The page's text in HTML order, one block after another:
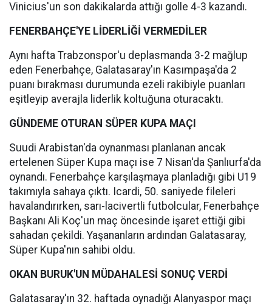
Vinicius'un son dakikalarda attığı golle 4-3 kazandı.
FENERBAHÇE'YE LİDERLİĞİ VERMEDİLER
Aynı hafta Trabzonspor'u deplasmanda 3-2 mağlup
eden Fenerbahçe, Galatasaray'ın Kasımpaşa'da 2
puanı bırakması durumunda ezeli rakibiyle puanları
eşitleyip averajla liderlik koltuğuna oturacaktı.
GÜNDEME OTURAN SÜPER KUPA MAÇI
Suudi Arabistan'da oynanması planlanan ancak
ertelenen Süper Kupa maçı ise 7 Nisan'da Şanlıurfa'da
oynandı. Fenerbahçe karşılaşmaya planladığı gibi U19
takımıyla sahaya çıktı. Icardi, 50. saniyede fileleri
havalandırırken, sarı-lacivertli futbolcular, Fenerbahçe
Başkanı Ali Koç'un maç öncesinde işaret ettiği gibi
sahadan çekildi. Yaşananların ardından Galatasaray,
Süper Kupa'nın sahibi oldu.
OKAN BURUK'UN MÜDAHALESİ SONUÇ VERDİ
Galatasaray'ın 32. haftada oynadığı Alanyaspor maçı